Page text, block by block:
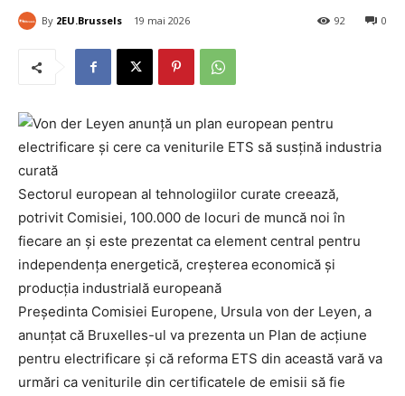
By 2EU.Brussels 19 mai 2026 0
92
Sectorul european al tehnologiilor curate creează,
potrivit Comisiei, 100.000 de locuri de muncă noi în
fiecare an și este prezentat ca element central pentru
independența energetică, creșterea economică și
producția industrială europeană
Președinta Comisiei Europene, Ursula von der Leyen, a
anunțat că Bruxelles-ul va prezenta un Plan de acțiune
pentru electrificare și că reforma ETS din această vară va
urmări ca veniturile din certificatele de emisii să fie